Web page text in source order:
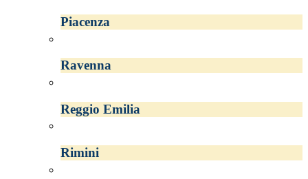
Piacenza
Ravenna
Reggio Emilia
Rimini